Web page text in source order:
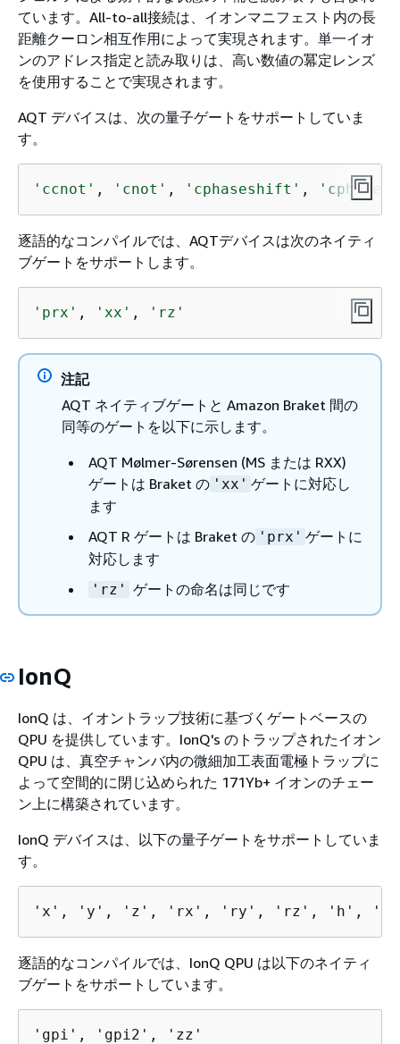
ています。All-to-all接続は、イオンマニフェスト内の長
距離クーロン相互作用によって実現されます。単一イオ
ンのアドレス指定と読み取りは、高い数値の冪定レンズ
を使用することで実現されます。
AQT デバイスは、次の量子ゲートをサポートしていま
す。
'ccnot' , 'cnot' , 'cphaseshift' ,
逐語的なコンパイルでは、AQTデバイスは次のネイティ
ブゲートをサポートします。
'prx' , 'xx' , 'rz'
注記
AQT ネイティブゲートと Amazon Braket 間の
同等のゲートを以下に示します。
AQT Mølmer-Sørensen (MS または RXX)
ゲートは Braket の 'xx' ゲートに対応し
ます
AQT R ゲートは Braket の 'prx' ゲートに
対応します
'rz' ゲートの命名は同じです
IonQ
IonQ は、イオントラップ技術に基づくゲートベースの
QPU を提供しています。IonQ's のトラップされたイオン
QPU は、真空チャンバ内の微細加工表面電極トラップに
よって空間的に閉じ込められた 171Yb+ イオンのチェー
ン上に構築されています。
IonQ デバイスは、以下の量子ゲートをサポートしていま
す。
'x', 'y', 'z', 'rx', 'ry', 'rz', 'h',
逐語的なコンパイルでは、IonQ QPU は以下のネイティ
ブゲートをサポートしています。
'gpi', 'gpi2', 'zz'